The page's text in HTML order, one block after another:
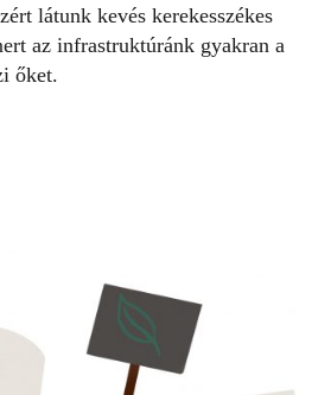
látunk kevés kerekesszékes
az infrastruktúránk gyakran a
őket.